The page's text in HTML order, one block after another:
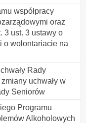
współpracy
oraz
3 ust. 3 ustawy o
o wolontariacie na
Rady
uchwały w
Seniorów
Programu
Alkoholowych